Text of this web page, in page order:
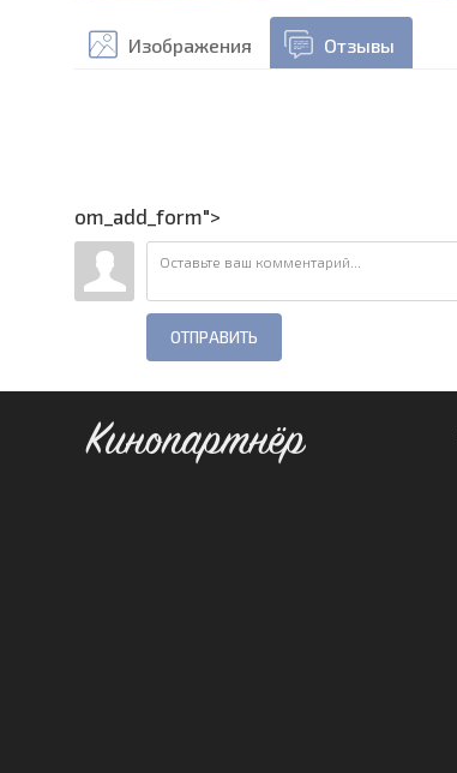
Изображения Отзывы
om_add_form">
ОТПРАВИТЬ
Кинопартнёр